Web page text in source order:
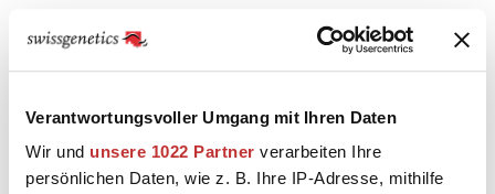
Verantwortungsvoller Umgang mit Ihren Daten
Wir und unsere 1022 Partner verarbeiten Ihre
persönlichen Daten, wie z. B. Ihre IP-Adresse, mithilfe